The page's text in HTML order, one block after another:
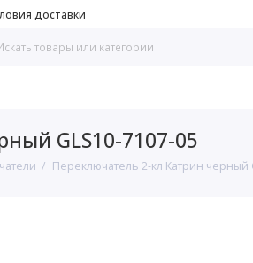
доставки
GLS10-7107-05
Переключатель 2-кл Катрин черный